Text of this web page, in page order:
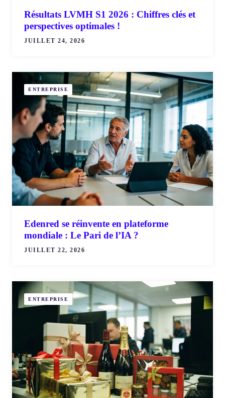
Résultats LVMH S1 2026 : Chiffres clés et
perspectives optimales !
JUILLET 24, 2026
ENTREPRISE
Edenred se réinvente en plateforme
mondiale : Le Pari de l’IA ?
JUILLET 22, 2026
ENTREPRISE